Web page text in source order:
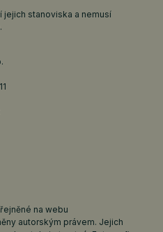
jejich stanoviska a nemusí
na webu
autorským právem. Jejich